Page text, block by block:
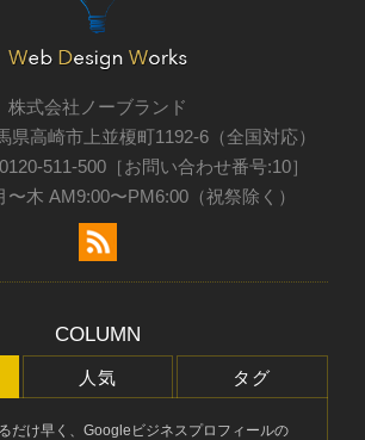
株式会社ノーブランド
県高崎市上並榎町1192-6（全国対応）
511-500［お問い合わせ番号:10］
〜木 AM9:00〜PM6:00（祝祭除く）
COLUMN
人気 タグ
だけ早く、Googleビジネスプロフィールの